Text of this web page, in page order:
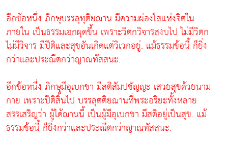
อีกข้อหนึ่ง ภิกษุบรรลุทุติยฌาน มีความผ่องใสแห่งจิตใน
ภายใน เป็นธรรมเอกผุดขึ้น เพราะวิตกวิจารสงบไป ไม่มีวิตก
ไม่มีวิจาร มีปีติและสุขอันเกิดแต่วิเวกอยู่. แม้ธรรมข้อนี้ ก็ยิ่ง
กว่าและประณีตกว่าญาณทัสสนะ.
อีกข้อหนึ่ง ภิกษุมีอุเบกขา มีสติสัมปชัญญะ เสวยสุขด้วยนาม
กาย เพราะปีติสิ้นไป บรรลุตติยฌานที่พระอริยะทั้งหลาย
สรรเสริญว่า ผู้ได้ฌานนี้ เป็นผู้มีอุเบกขา มีสติอยู่เป็นสุข. แม้
ธรรมข้อนี้ ก็ยิ่งกว่าและประณีตกว่าญาณทัสสนะ.